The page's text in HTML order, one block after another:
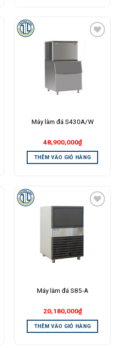
Máy làm đá S430A/W
48,900,000₫
THÊM VÀO GIỎ HÀNG
Máy làm đá S85-A
20,180,000₫
THÊM VÀO GIỎ HÀNG